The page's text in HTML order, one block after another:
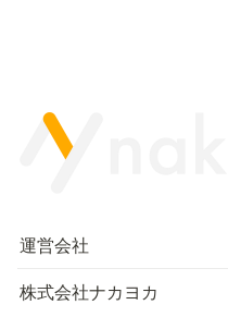
運営会社
株式会社ナカヨカ